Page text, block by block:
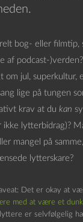
bog- eller filmtip,
af podcast-
om jul, superkultur,
lige på tungen
krav at du kan
lytterbidrag)?
mangel på
lytterskare?
Det er okay at
med at være et
er selvfølgelig